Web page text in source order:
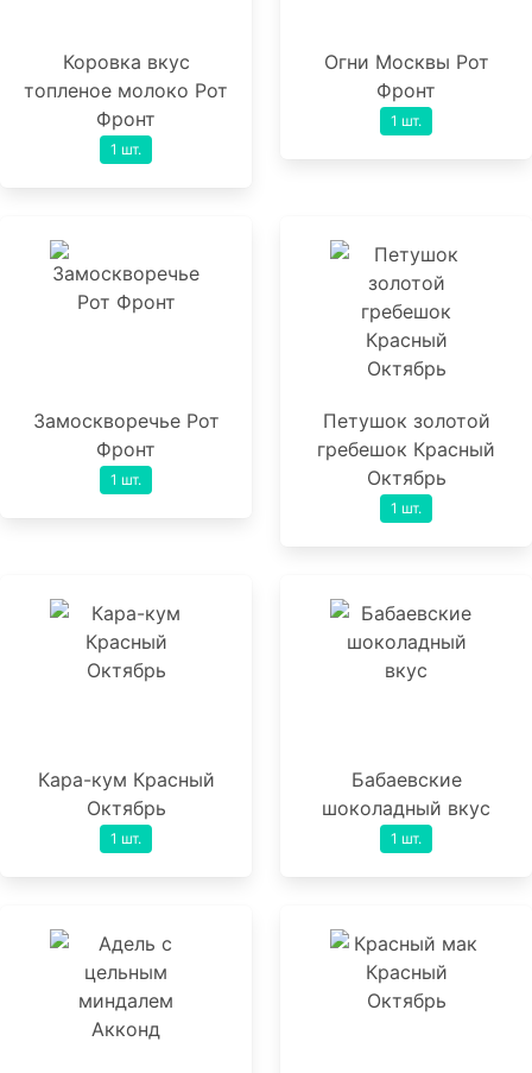
Коровка вкус
топленое молоко Рот
Фронт
1 шт.
Огни Москвы Рот
Фронт
1 шт.
Замоскворечье Рот
Фронт
1 шт.
Петушок золотой
гребешок Красный
Октябрь
1 шт.
Кара-кум Красный
Октябрь
1 шт.
Бабаевские
шоколадный вкус
1 шт.